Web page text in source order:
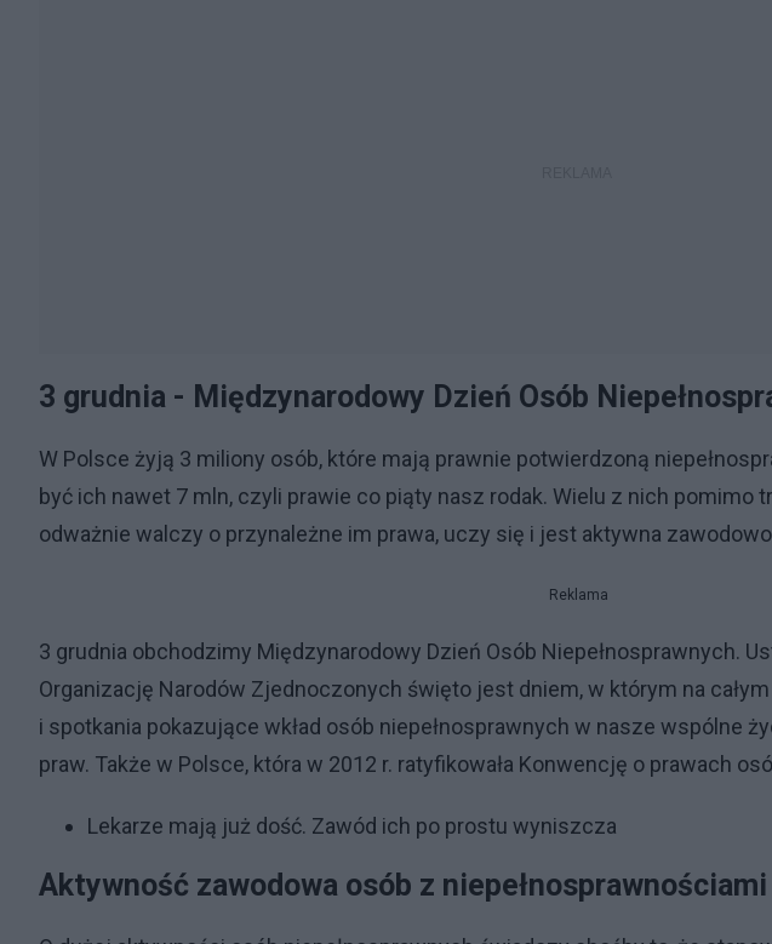
3 grudnia - Międzynarodowy Dzień Osób
W Polsce żyją 3 miliony osób, które mają prawnie potwierdzoną
być ich nawet 7 mln, czyli prawie co piąty nasz rodak. Wielu z nich pomimo
odważnie walczy o przynależne im prawa, uczy się i jest aktywna
Reklama
3 grudnia obchodzimy Międzynarodowy Dzień Osób Niepełnosprawnych.
Organizację Narodów Zjednoczonych święto jest dniem, w którym na
i spotkania pokazujące wkład osób niepełnosprawnych w nasze wspólne
praw. Także w Polsce, która w 2012 r. ratyfikowała Konwencję o prawach
Lekarze mają już dość. Zawód ich po prostu wyniszcza
Aktywność zawodowa osób z niepełnosprawnościami